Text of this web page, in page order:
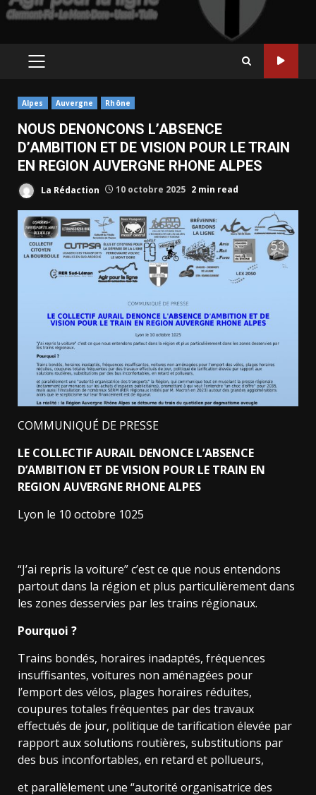
PRIMARY
Alpes Auvergne Rhône
NOUS DENONCONS L’ABSENCE
D’AMBITION ET DE VISION POUR LE TRAIN
EN REGION AUVERGNE RHONE ALPES
La Rédaction 10 octobre 2025 2 min read
COMMUNIQUÉ DE PRESSE
LE COLLECTIF AURAIL DENONCE L’ABSENCE
D’AMBITION ET DE VISION POUR LE TRAIN EN
REGION AUVERGNE RHONE ALPES
Lyon le 10 octobre 1025
“J’ai repris la voiture” c’est ce que nous entendons
partout dans la région et plus particulièrement dans
les zones desservies par les trains régionaux.
Pourquoi ?
Trains bondés, horaires inadaptés, fréquences
insuffisantes, voitures non aménagées pour
l’emport des vélos, plages horaires réduites,
coupures totales fréquentes par des travaux
effectués de jour, politique de tarification élevée par
rapport aux solutions routières, substitutions par
des bus inconfortables, en retard et pollueurs,
et parallèlement une “autorité organisatrice des